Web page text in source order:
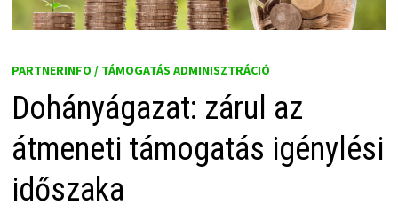
PARTNERINFO / TÁMOGATÁS ADMINISZTRÁCIÓ
Dohányágazat: zárul az
átmeneti támogatás igénylési
időszaka